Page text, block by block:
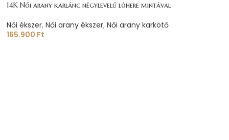
14K Női arany karlánc négylevelű lóhere mintával
Női ékszer, Női arany ékszer, Női arany karkötő
165.900 Ft